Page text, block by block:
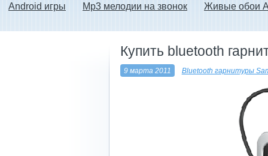
Android игры Mp3 мелодии на звонок Живые обои
Купить bluetooth
9 марта 2011 Bluetooth гарнитуры